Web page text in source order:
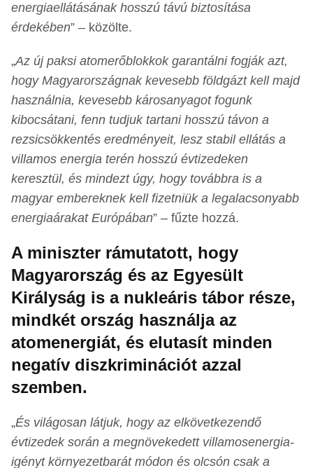
energiaellátásának hosszú távú biztosítása
érdekében” – közölte.
„Az új paksi atomerőblokkok garantálni fogják azt,
hogy Magyarországnak kevesebb földgázt kell majd
használnia, kevesebb károsanyagot fogunk
kibocsátani, fenn tudjuk tartani hosszú távon a
rezsicsökkentés eredményeit, lesz stabil ellátás a
villamos energia terén hosszú évtizedeken
keresztül, és mindezt úgy, hogy továbbra is a
magyar embereknek kell fizetniük a legalacsonyabb
energiaárakat Európában” – fűzte hozzá.
A miniszter rámutatott, hogy
Magyarország és az Egyesült
Királyság is a nukleáris tábor része,
mindkét ország használja az
atomenergiát, és elutasít minden
negatív diszkriminációt azzal
szemben.
„És világosan látjuk, hogy az elkövetkezendő
évtizedek során a megnövekedett villamosenergia-
igényt környezetbarát módon és olcsón csak a